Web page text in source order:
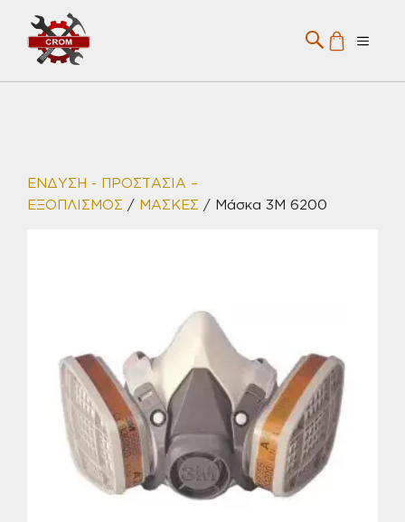
Μετάβαση
περιεχόμενο
Menu
ΕΝΔΥΣΗ - ΠΡΟΣΤΑΣΙΑ –
ΕΞΟΠΛΙΣΜΟΣ / ΜΑΣΚΕΣ / Μάσκα 3M 6200